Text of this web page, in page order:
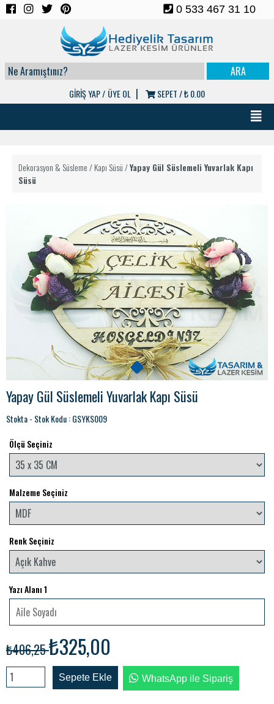
0 533 467 31 10
GİRİŞ YAP / ÜYE OL | SEPET /₺ 0.00
Dekorasyon & Süsleme/Kapı Süsü/Yapay Gül Süslemeli Yuvarlak Kapı
Süsü
Yapay Gül Süslemeli Yuvarlak Kapı Süsü
Stokta - Stok Kodu : GSYKS009
Ölçü Seçiniz
Malzeme Seçiniz
Renk Seçiniz
Yazı Alanı 1
₺406,25₺325,00
Sepete Ekle WhatsApp ile Sipariş